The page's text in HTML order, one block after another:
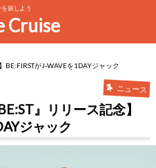
旅しよう
Cruise
BE:FIRSTがJ-WAVEを1DAYジャック
ニュース
』リリース記念】
ジャック